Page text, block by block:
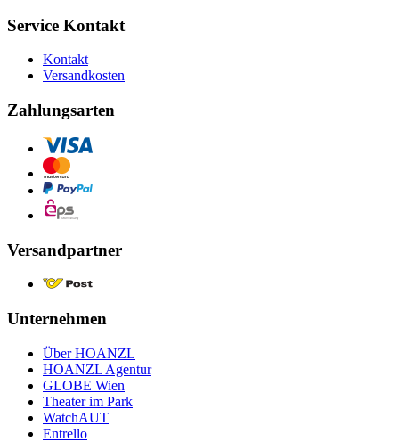
Service Kontakt
Kontakt
Versandkosten
Zahlungsarten
Versandpartner
Unternehmen
Über HOANZL
HOANZL Agentur
GLOBE Wien
Theater im Park
WatchAUT
Entrello